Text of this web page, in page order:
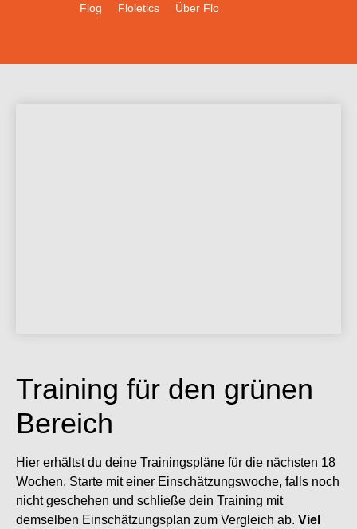
Flog Floletics Über Flo
Training für den grünen
Bereich
Hier erhältst du deine Trainingspläne für die nächsten 18
Wochen. Starte mit einer Einschätzungswoche, falls noch
nicht geschehen und schließe dein Training mit
demselben Einschätzungsplan zum Vergleich ab. Viel